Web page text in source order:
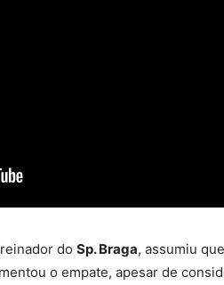
do Sp. Braga, assumiu
o empate, apesar de